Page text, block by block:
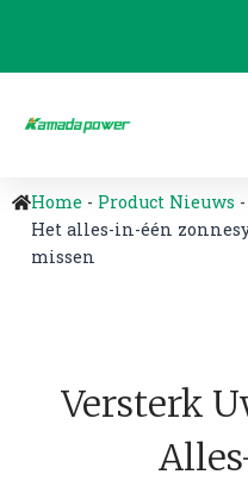
Home - Product Nieuws -
Het alles-in-één
missen
Versterk